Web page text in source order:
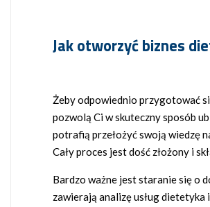
Jak otworzyć biznes
Żeby odpowiednio przygotować
pozwolą Ci w skuteczny sposób
potrafią przełożyć swoją wiedzę
Cały proces jest dość złożony i
Bardzo ważne jest staranie się o
zawierają analizę usług dietetyka